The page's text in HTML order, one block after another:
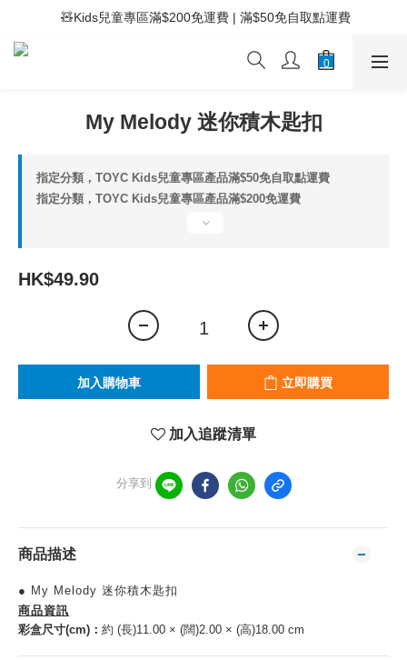
⚡滿$400免運費 | 滿$200免Easy Trade自取點運費
🧸Kids兒童專區滿$200免運費 | 滿$50免自取點運費
⚡滿$400免運費 | 滿$200免Easy Trade自取點運費
My Melody 迷你積木匙扣
指定分類，TOYC Kids兒童專區產品滿$50免自取點運費
指定分類，TOYC Kids兒童專區產品滿$200免運費
HK$49.90
加入購物車 立即購買
加入追蹤清單
分享到
商品描述
● My Melody 迷你積木匙扣
商品資訊
彩盒尺寸(cm)： 約 (長)11.00 × (闊)2.00 × (高)18.00 cm